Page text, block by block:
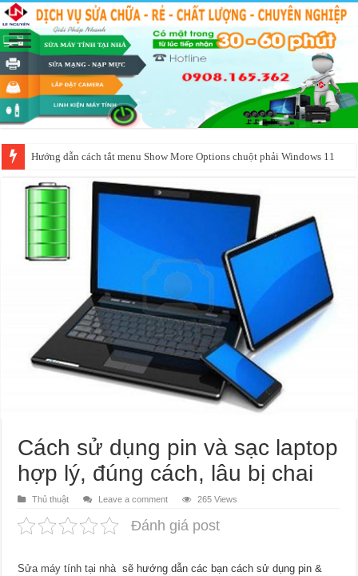
Hướng dẫn cách tắt menu Show More Options chuột phải Windows 11
Cách sử dụng pin và sạc laptop
hợp lý, đúng cách, lâu bị chai
Thủ thuật Leave a comment 265 Views
Đánh giá post
Sửa máy tính tại nhà sẽ hướng dẫn các bạn cách sử dụng pin &